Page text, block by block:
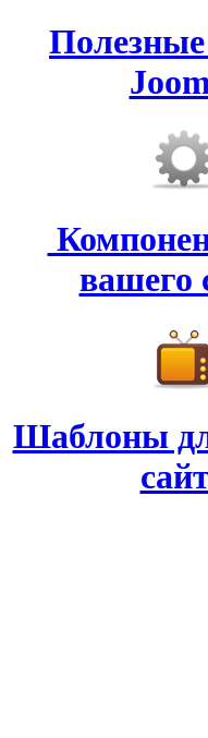
Полезные
вашего
Шаблоны